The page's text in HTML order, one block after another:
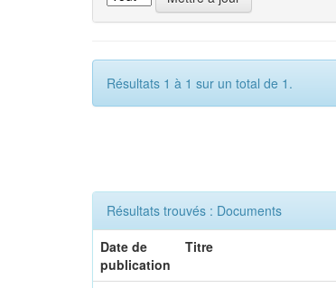
Résultats 1 à 1 sur un total de 1.
Résultats trouvés : Documents
Date de
publication
Titre